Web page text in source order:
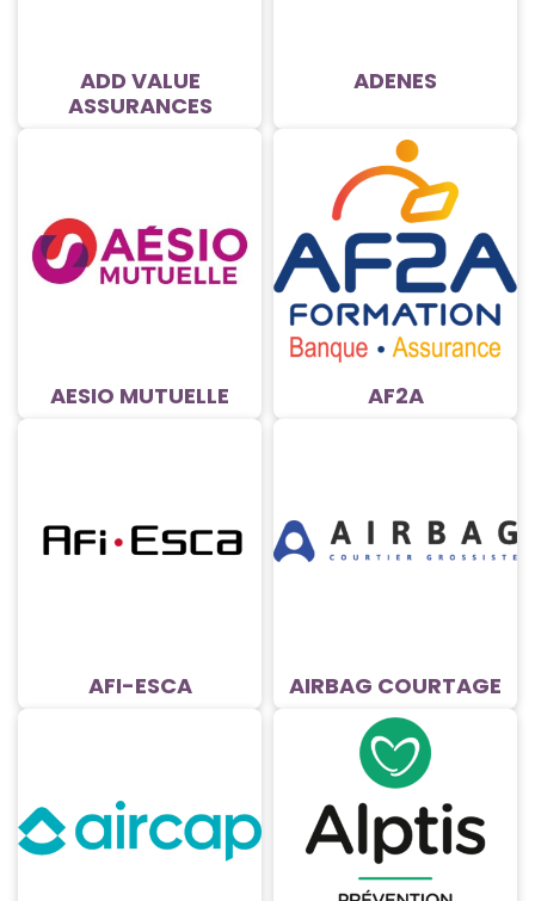
ADD VALUE
ASSURANCES
ADENES
AESIO MUTUELLE AF2A
AFI-ESCA AIRBAG COURTAGE